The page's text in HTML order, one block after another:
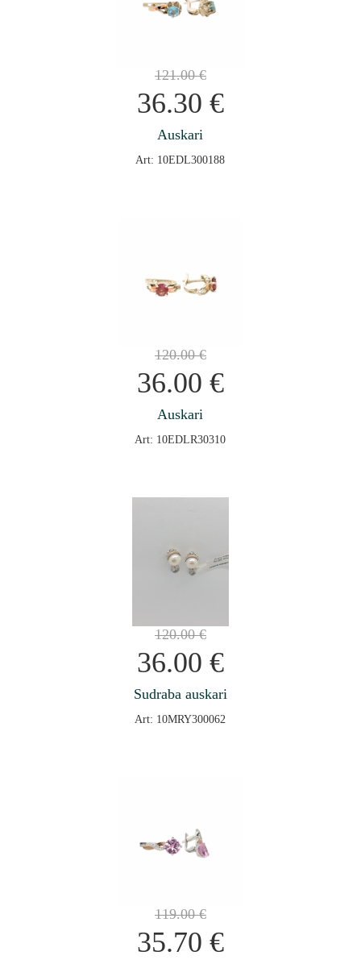
121.00€
36.30 €
Auskari
Art: 10EDL300188
120.00€
36.00 €
Auskari
Art: 10EDLR30310
120.00€
36.00 €
Sudraba auskari
Art: 10MRY300062
119.00€
35.70 €